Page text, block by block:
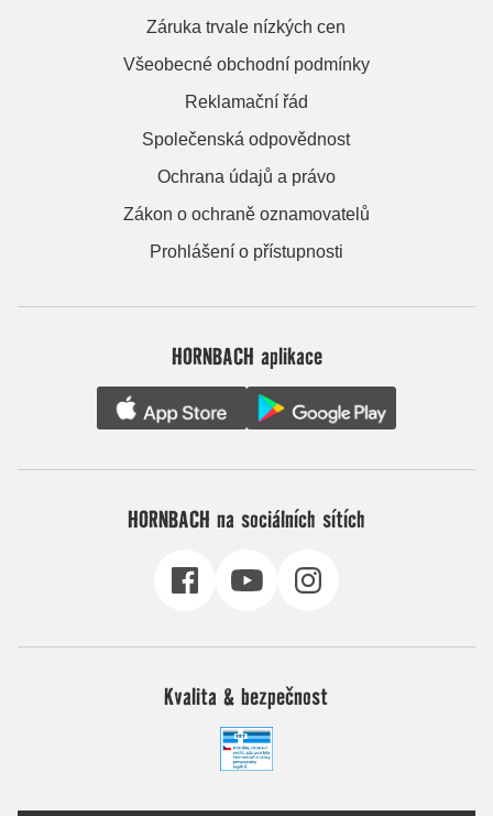
Záruka trvale nízkých cen
Všeobecné obchodní podmínky
Reklamační řád
Společenská odpovědnost
Ochrana údajů a právo
Zákon o ochraně oznamovatelů
Prohlášení o přístupnosti
HORNBACH aplikace
HORNBACH na sociálních sítích
Kvalita & bezpečnost